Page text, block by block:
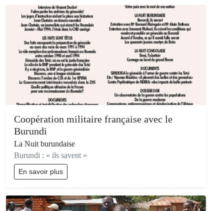
Coopération militaire française avec le
Burundi
La Nuit burundaise
Burundi : « ils savent »
En savoir plus